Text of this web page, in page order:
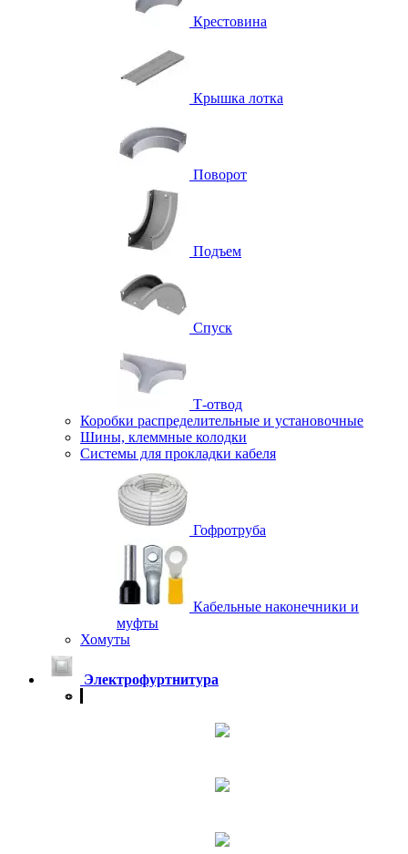
Крестовина
Крышка лотка
Поворот
Подъем
Спуск
Т-отвод
Коробки распределительные и установочные
Шины, клеммные колодки
Системы для прокладки кабеля
Гофротруба
Кабельные наконечники и
муфты
Хомуты
Электрофуртнитура